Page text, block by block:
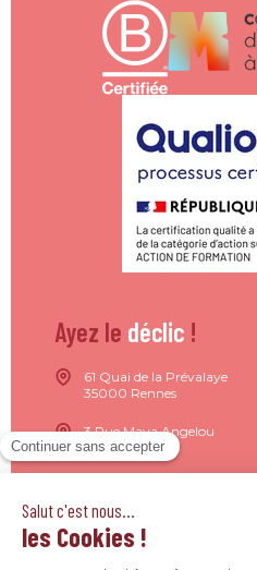
Ayez le déclic !
61 Quai de la Prévalaye
35000 Rennes
3 Rue Maya Angelou
44200 Nantes
75009 Paris
4 Quai Jean Moulin